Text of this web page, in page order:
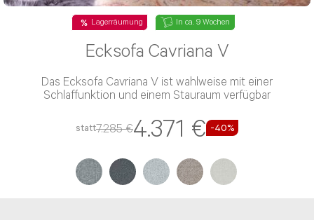
Lagerräumung In ca. 9 Wochen
Ecksofa Cavriana V
Das Ecksofa Cavriana V ist wahlweise mit einer
Schlaffunktion und einem Stauraum verfügbar
statt7.285 €4.371 € -40%